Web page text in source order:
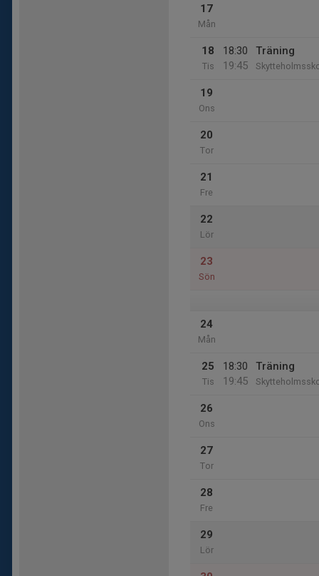
17
Mån
18
Tis
18:30
19:45
Träning
19
Ons
20
Tor
21
Fre
22
Lör
23
Sön
24
Mån
25
Tis
18:30
19:45
Träning
26
Ons
27
Tor
28
Fre
29
Lör